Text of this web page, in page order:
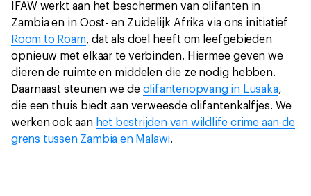
IFAW werkt aan het beschermen van olifanten in
Zambia en in Oost- en Zuidelijk Afrika via ons initiatief
Room to Roam, dat als doel heeft om leefgebieden
opnieuw met elkaar te verbinden. Hiermee geven we
dieren de ruimte en middelen die ze nodig hebben.
Daarnaast steunen we de olifantenopvang in Lusaka,
die een thuis biedt aan verweesde olifantenkalfjes. We
werken ook aan het bestrijden van wildlife crime aan de
grens tussen Zambia en Malawi.